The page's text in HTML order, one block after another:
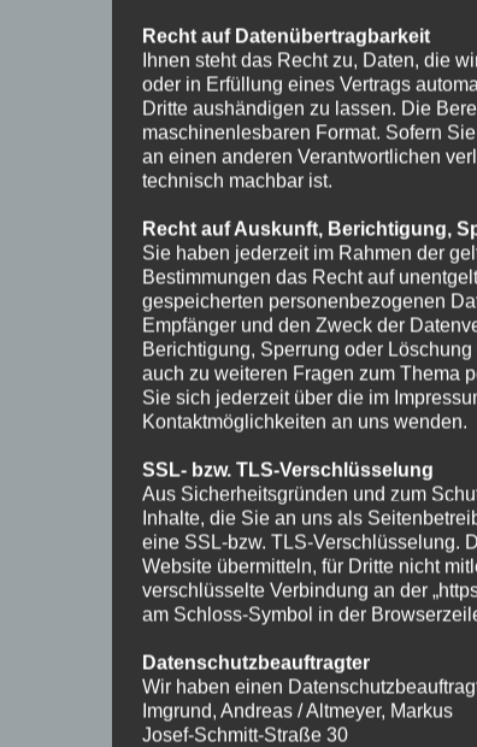
Recht auf Datenübertragbarkeit
Ihnen steht das Recht zu, Daten, die
oder in Erfüllung eines Vertrags
Dritte aushändigen zu lassen. Die
maschinenlesbaren Format. Sofern
an einen anderen Verantwortlichen
technisch machbar ist.
Recht auf Auskunft, Berichtigung,
Sie haben jederzeit im Rahmen der
Bestimmungen das Recht auf
gespeicherten personenbezogenen
Empfänger und den Zweck der
Berichtigung, Sperrung oder
auch zu weiteren Fragen zum Thema
Sie sich jederzeit über die im
Kontaktmöglichkeiten an uns wenden.
SSL- bzw. TLS-Verschlüsselung
Aus Sicherheitsgründen und zum
Inhalte, die Sie an uns als
eine SSL-bzw. TLS-Verschlüsselung.
Website übermitteln, für Dritte nicht
verschlüsselte Verbindung an der
am Schloss-Symbol in der
Datenschutzbeauftragter
Wir haben einen
Imgrund, Andreas / Altmeyer, Markus
Josef-Schmitt-Straße 30